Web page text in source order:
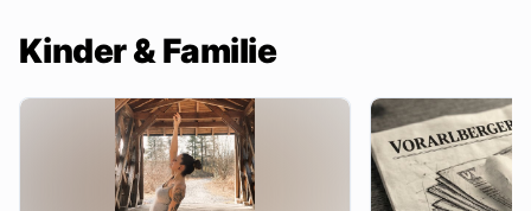
Kinder & Familie